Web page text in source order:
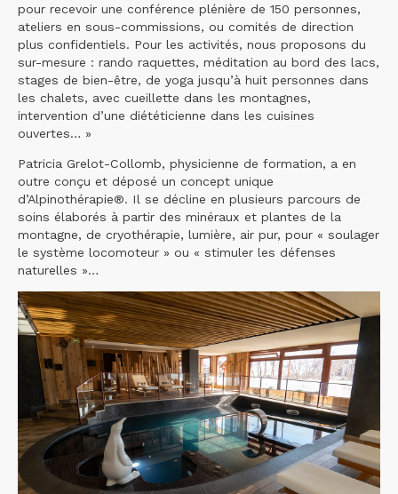
pour recevoir une conférence plénière de 150 personnes,
ateliers en sous-commissions, ou comités de direction
plus confidentiels. Pour les activités, nous proposons du
sur-mesure : rando raquettes, méditation au bord des lacs,
stages de bien-être, de yoga jusqu’à huit personnes dans
les chalets, avec cueillette dans les montagnes,
intervention d’une diététicienne dans les cuisines
ouvertes… »
Patricia Grelot-Collomb, physicienne de formation, a en
outre conçu et déposé un concept unique
d’Alpinothérapie®. Il se décline en plusieurs parcours de
soins élaborés à partir des minéraux et plantes de la
montagne, de cryothérapie, lumière, air pur, pour « soulager
le système locomoteur » ou « stimuler les défenses
naturelles »…